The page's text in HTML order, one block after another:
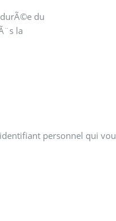
personnel qui